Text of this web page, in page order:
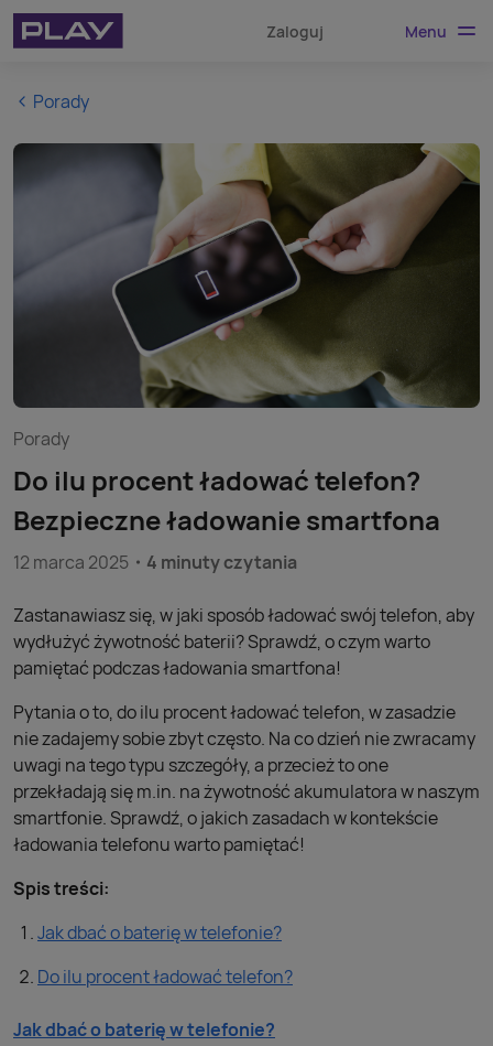
Zaloguj Menu
Porady
Porady
Do ilu procent ładować telefon?
Bezpieczne ładowanie smartfona
12 marca 2025 4 minuty czytania
Zastanawiasz się, w jaki sposób ładować swój telefon, aby
wydłużyć żywotność baterii? Sprawdź, o czym warto
pamiętać podczas ładowania smartfona!
Pytania o to, do ilu procent ładować telefon, w zasadzie
nie zadajemy sobie zbyt często. Na co dzień nie zwracamy
uwagi na tego typu szczegóły, a przecież to one
przekładają się m.in. na żywotność akumulatora w naszym
smartfonie. Sprawdź, o jakich zasadach w kontekście
ładowania telefonu warto pamiętać!
Spis treści:
Jak dbać o baterię w telefonie?
Do ilu procent ładować telefon?
Jak dbać o baterię w telefonie?